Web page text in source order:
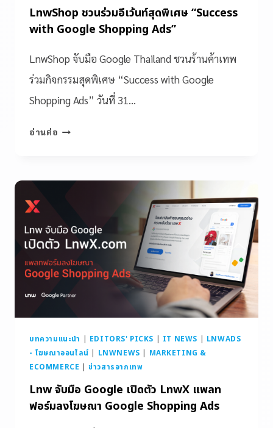
LnwShop ชวนร่วมอีเว้นท์สุดพิเศษ “Success
with Google Shopping Ads”
LnwShop จับมือ Google Thailand ชวนร้านค้าเทพ
ร่วมกิจกรรมสุดพิเศษ “Success with Google
Shopping Ads” วันที่ 31…
อ่านต่อ
บทความแนะนำ EDITORS' PICKS IT NEWS
LNWADS
- โฆษณาออนไลน์
LNWNEWS
MARKETING &
ECOMMERCE |ข่าวสารจากเทพ
Lnw จับมือ Google เปิดตัว LnwX แพลท
ฟอร์มลงโฆษณา Google Shopping Ads